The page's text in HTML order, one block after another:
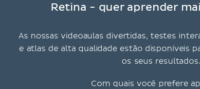
Retina - quer aprender
As nossas videoaulas divertidas, testes
e atlas de alta qualidade estão disponíveis
os seus resultados.
Com quais você prefere